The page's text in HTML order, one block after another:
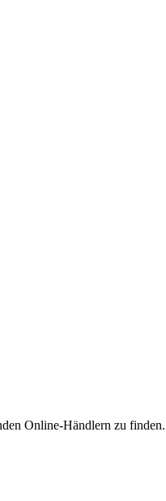
Online-Händlern zu finden.